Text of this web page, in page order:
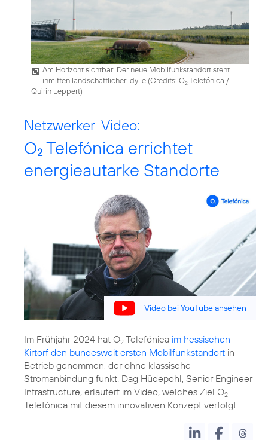
Am Horizont sichtbar: Der neue Mobilfunkstandort steht
inmitten landschaftlicher Idylle (Credits: O2Telefónica /
Quirin Leppert)
Netzwerker-Video:
O2 Telefónica errichtet
energieautarke Standorte
Video bei YouTube ansehen
Im Frühjahr 2024 hat O2 Telefónica im hessischen
Kirtorf den bundesweit ersten Mobilfunkstandort in
Betrieb genommen, der ohne klassische
Stromanbindung funkt. Dag Hüdepohl, Senior Engineer
Infrastructure, erläutert im Video, welches Ziel O2
Telefónica mit diesem innovativen Konzept verfolgt.